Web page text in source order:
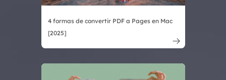
4 formas de convertir PDF a Pages en Mac
[2025]
